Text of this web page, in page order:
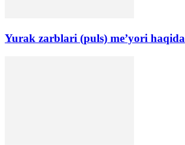
Yurak zarblari (puls) me’yori haqida